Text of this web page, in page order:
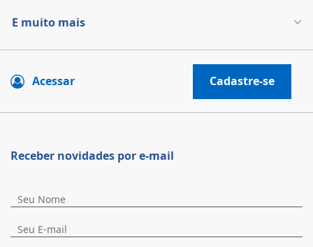
E muito mais
Acessar Cadastre-se
Receber novidades por e-mail